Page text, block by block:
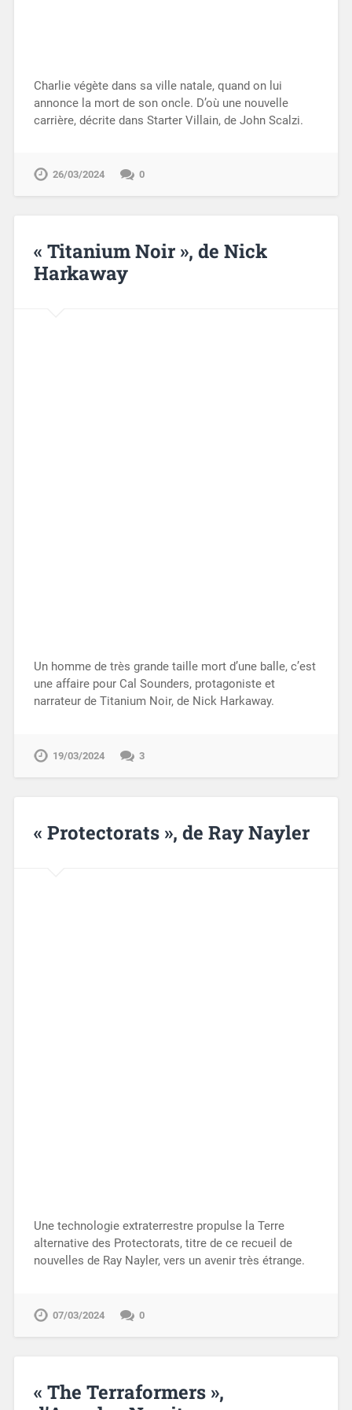
Charlie végète dans sa ville natale, quand on lui
annonce la mort de son oncle. D’où une nouvelle
carrière, décrite dans Starter Villain, de John Scalzi.
26/03/2024 0
« Titanium Noir », de Nick
Harkaway
Un homme de très grande taille mort d’une balle, c’est
une affaire pour Cal Sounders, protagoniste et
narrateur de Titanium Noir, de Nick Harkaway.
19/03/2024 3
« Protectorats », de Ray Nayler
Une technologie extraterrestre propulse la Terre
alternative des Protectorats, titre de ce recueil de
nouvelles de Ray Nayler, vers un avenir très étrange.
07/03/2024 0
« The Terraformers »,